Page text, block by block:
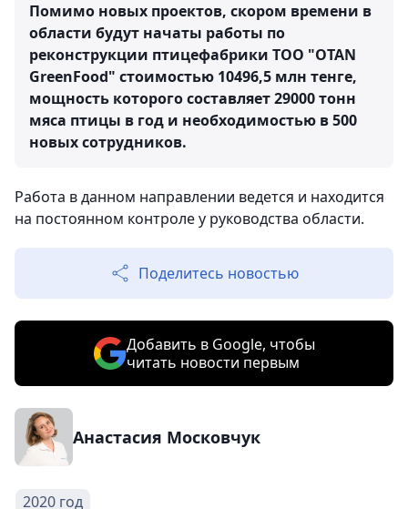
Помимо новых проектов, скором времени в
области будут начаты работы по
реконструкции птицефабрики ТОО "OTAN
GreenFood" стоимостью 10496,5 млн тенге,
мощность которого составляет 29000 тонн
мяса птицы в год и необходимостью в 500
новых сотрудников.
Работа в данном направлении ведется и находится
на постоянном контроле у руководства области.
Поделитесь новостью
Добавить в Google, чтобы
читать новости первым
Анастасия Московчук
2020 год